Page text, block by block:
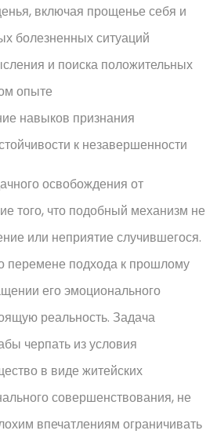
включая прощенье себя и
болезненных ситуаций
и поиска положительных
опыте
навыков признания
к незавершенности
освобождения от
того, что подобный механизм не
или неприятие случившегося.
перемене подхода к прошлому
его эмоционального
реальность. Задача
черпать из условия
в виде житейских
совершенствования, не
впечатлениям ограничивать